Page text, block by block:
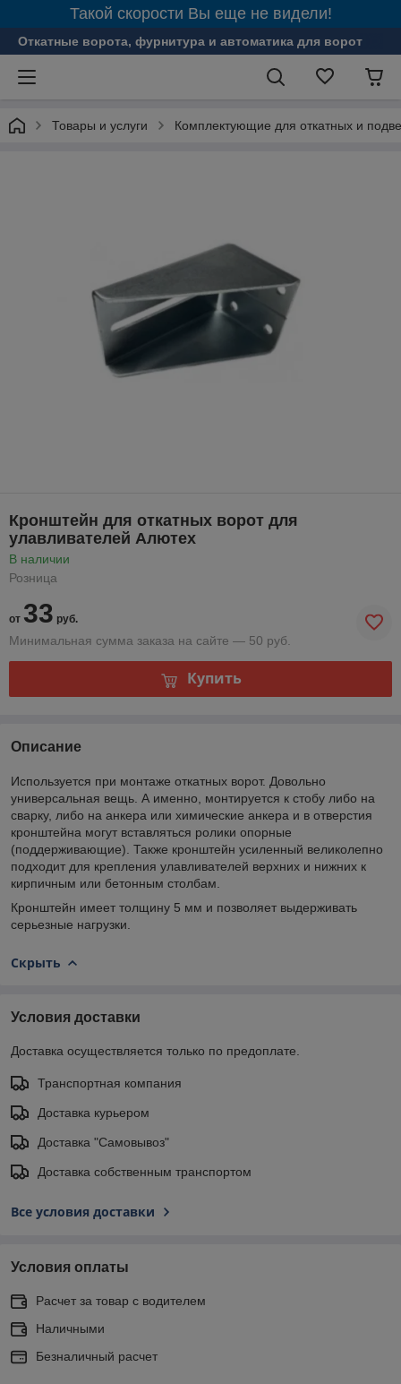
Такой скорости Вы еще не видели!
Откатные ворота, фурнитура и автоматика для ворот
Товары и услуги Комплектующие для откатных и
Кронштейн для откатных ворот для
улавливателей Алютех
В наличии
Розница
от 33 руб.
Минимальная сумма заказа на сайте — 50 руб.
Купить
Описание
Используется при монтаже откатных ворот. Довольно
универсальная вещь. А именно, монтируется к стобу либо на
сварку, либо на анкера или химические анкера и в отверстия
кронштейна могут вставляться ролики опорные
(поддерживающие). Также кронштейн усиленный великолепно
подходит для крепления улавливателей верхних и нижних к
кирпичным или бетонным столбам.
Кронштейн имеет толщину 5 мм и позволяет выдерживать
серьезные нагрузки.
Скрыть
Условия доставки
Доставка осуществляется только по предоплате.
Транспортная компания
Доставка курьером
Доставка "Самовывоз"
Доставка собственным транспортом
Все условия доставки
Условия оплаты
Расчет за товар с водителем
Наличными
Безналичный расчет